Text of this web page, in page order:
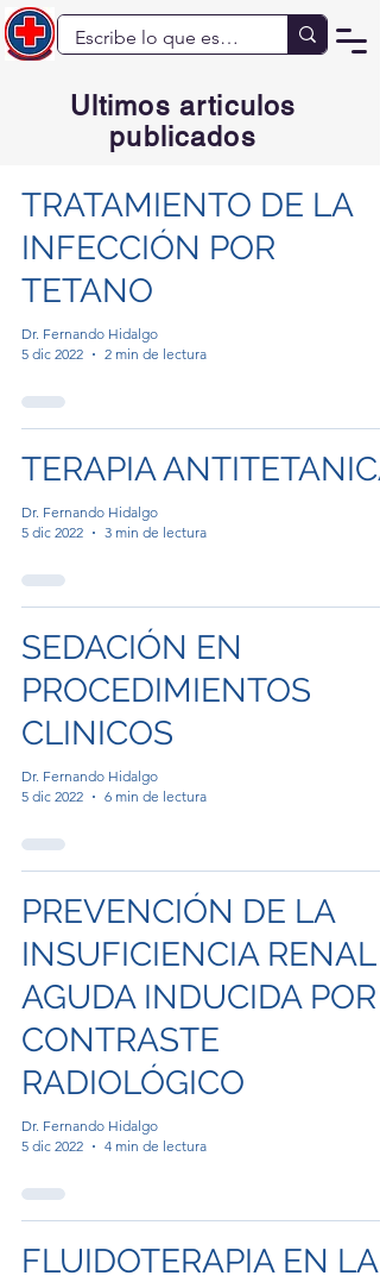
Ultimos articulos
publicados
TRATAMIENTO DE LA
INFECCIÓN POR
TETANO
Dr. Fernando Hidalgo
5 dic 2022
2 min de lectura
TERAPIA ANTITETANICA
Dr. Fernando Hidalgo
5 dic 2022
3 min de lectura
SEDACIÓN EN
PROCEDIMIENTOS
CLINICOS
Dr. Fernando Hidalgo
5 dic 2022
6 min de lectura
PREVENCIÓN DE LA
INSUFICIENCIA RENAL
AGUDA INDUCIDA POR
CONTRASTE
RADIOLÓGICO
Dr. Fernando Hidalgo
5 dic 2022
4 min de lectura
FLUIDOTERAPIA EN LA